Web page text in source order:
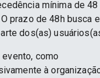
mínima de 48
prazo de 48h busca
dos(as)
como
à